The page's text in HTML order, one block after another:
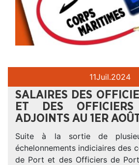
11Juil.2024
SALAIRES DES
ET DES
ADJOINTS AU 1ER
Suite à la sortie de
échelonnements indiciaires des
de Port et des Officiers de